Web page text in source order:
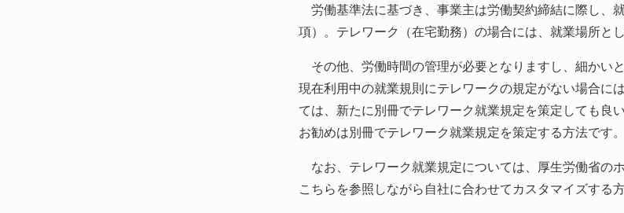
労働基準法に基づき、事業主は労働契約締結に際し、
項）。テレワーク（在宅勤務）の場合には、就業場所と
その他、労働時間の管理が必要となりますし、細かい
現在利用中の就業規則にテレワークの規定がない場合に
ては、新たに別冊でテレワーク就業規定を策定しても良
お勧めは別冊でテレワーク就業規定を策定する方法です。
なお、テレワーク就業規定については、厚生労働省の
こちらを参照しながら自社に合わせてカスタマイズする